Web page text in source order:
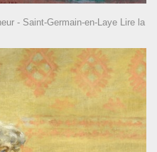
- Saint-Germain-en-Laye Lire la